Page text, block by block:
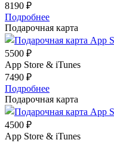
8190 ₽
Подробнее
Подарочная карта
5500 ₽
App Store & iTunes
7490 ₽
Подробнее
Подарочная карта
4500 ₽
App Store & iTunes